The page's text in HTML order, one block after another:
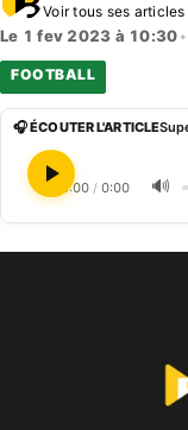
Voir tous ses articles
Le 1 fev 2023 à 10:30•
FOOTBALL
🎧 ÉCOUTER L'ARTICLE
0:00 / 0:00 🔊